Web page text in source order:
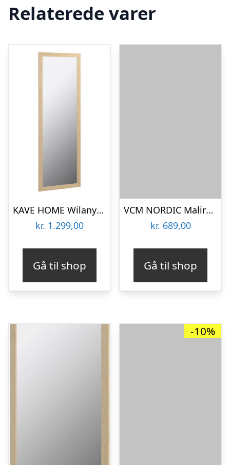
Relaterede varer
KAVE HOME Wilany vægspejl, rektangulær – spejlglas og natur MDF (52,5×152,5)
kr. 1.299,00
Gå til shop
VCM NORDIC Malira badeværelsesspejl, rektangulær – spejlglas og hvid træ (45×60)
kr. 689,00
Gå til shop
-10%